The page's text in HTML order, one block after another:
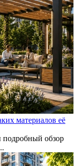
материалов её
обзор